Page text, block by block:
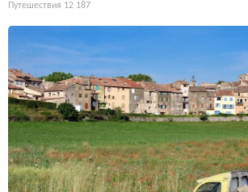
Путешествия 12 187